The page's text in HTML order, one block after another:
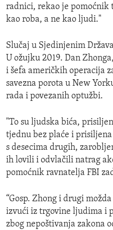
radnici, rekao je pomoćnik
kao roba, a ne kao ljudi."
Slučaj u Sjedinjenim
U ožujku 2019. Dan
i šefa američkih operacija
savezna porota u New
rada i povezanih optužbi.
"To su ljudska bića,
tjednu bez plaće i
s desecima drugih,
ih lovili i odvlačili natrag
pomoćnik ravnatelja FBI
“Gosp. Zhong i drugi
izvući iz trgovine ljudima i
zbog nepoštivanja zakona